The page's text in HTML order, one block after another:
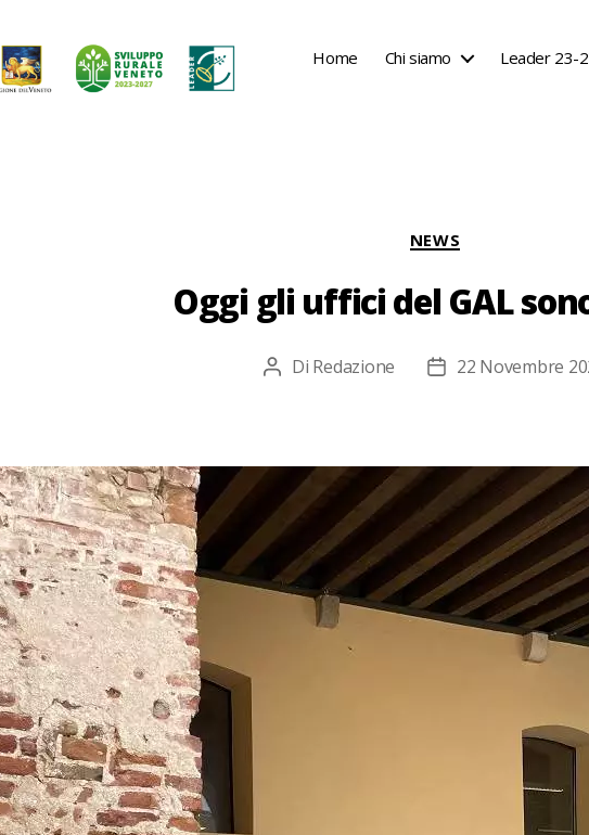
Home Chi siamo Leader 23-
Categorie
NEWS
Oggi gli uffici del GAL
Autore
Di Redazione
Data22 Novembre